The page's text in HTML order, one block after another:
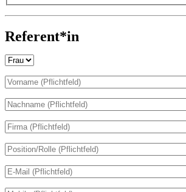
Referent*in